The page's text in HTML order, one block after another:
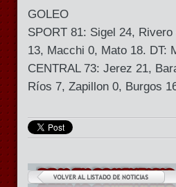
GOLEO
SPORT 81: Sigel 24,
13, Macchi 0, Mato 18. DT:
CENTRAL 73: Jerez 21,
Ríos 7, Zapillon 0, Burgos